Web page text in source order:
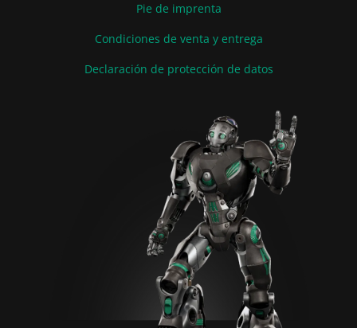
Pie de imprenta
Condiciones de venta y entrega
Declaración de protección de datos